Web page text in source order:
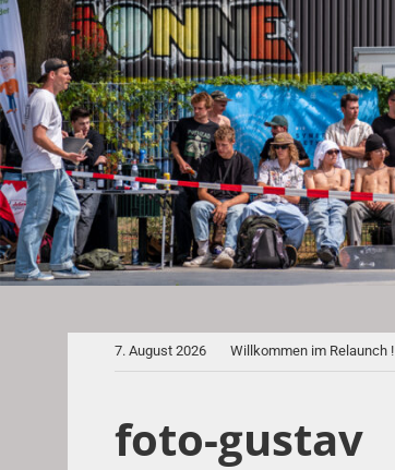
Zum
Inhalt
springen
7. August 2026 Willkommen im Relaunch !
foto-gustav